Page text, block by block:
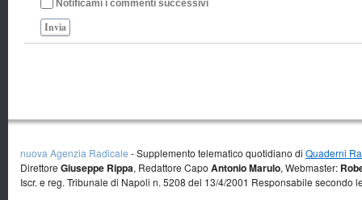
Notificami i commenti successivi
Invia
nuova Agenzia Radicale - Supplemento telematico quotidiano di Quaderni
Direttore Giuseppe Rippa, Redattore Capo Antonio Marulo, Webmaster:
Iscr. e reg. Tribunale di Napoli n. 5208 del 13/4/2001 Responsabile secondo